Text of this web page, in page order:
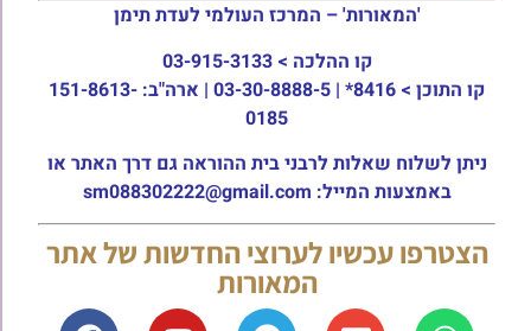
'המאורות' – המרכז העולמי לעדת תימן
קו ההלכה > 03-915-3133
קו התוכן >
8416* | 03-30-8888-5 | ארה"ב: 151-8613-
0185
ניתן לשלוח שאלות לרבני בית ההוראה גם דרך האתר או
באמצעות המייל: sm088302222@gmail.com
הצטרפו עכשיו לערוצי החדשות של אתר
המאורות